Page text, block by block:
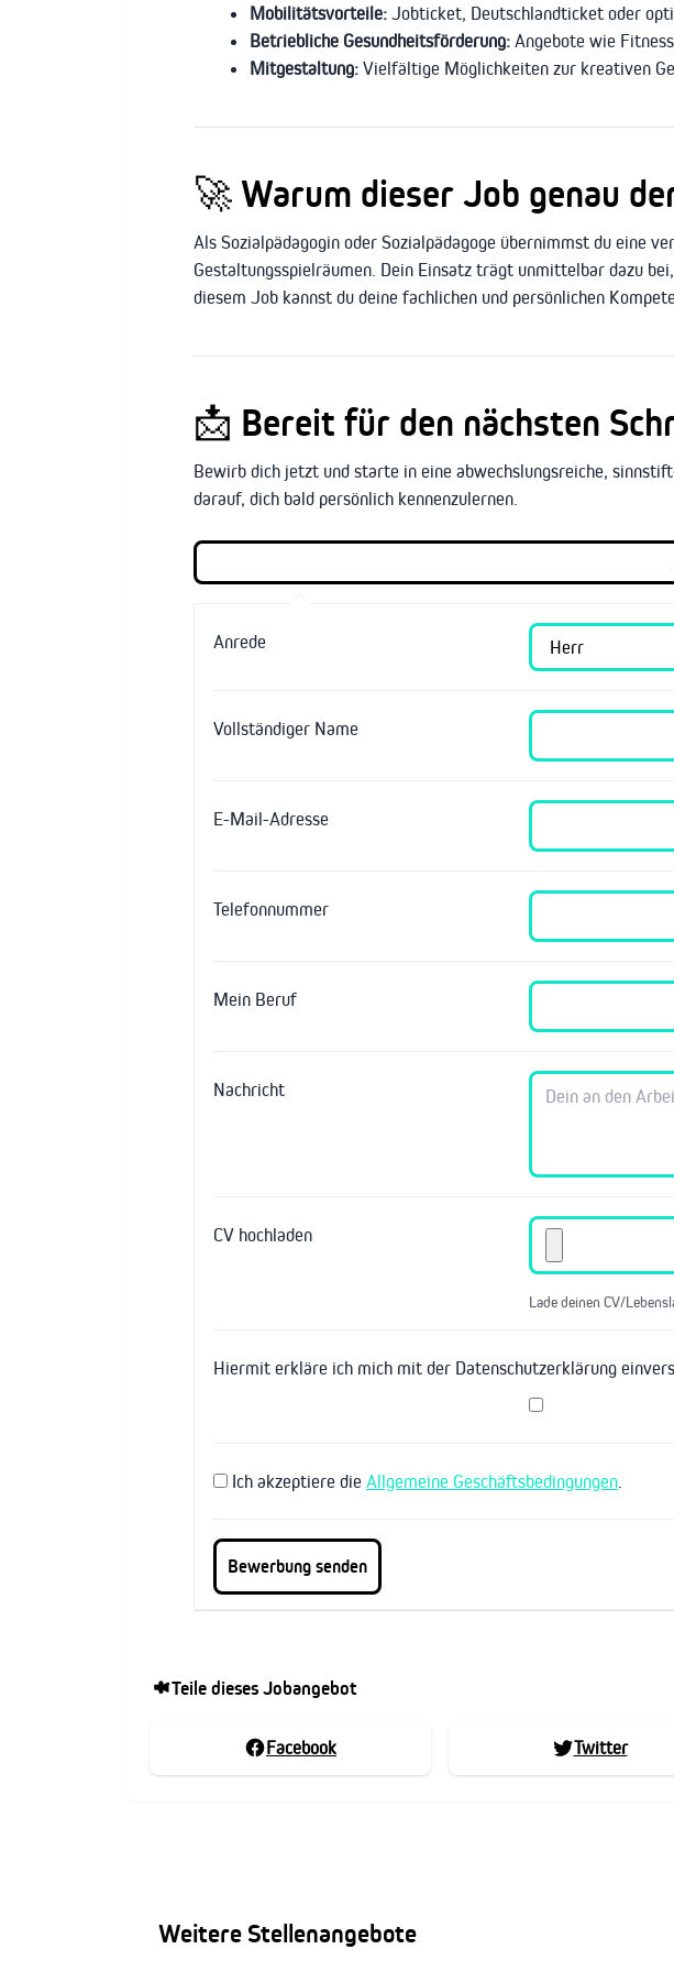
Mobilitätsvorteile: Jobticket, Deutschlandticket oder
Betriebliche Gesundheitsförderung: Angebote wie
Mitgestaltung: Vielfältige Möglichkeiten zur kreativen
🚀 Warum dieser Job genau
Als Sozialpädagogin oder Sozialpädagoge übernimmst du eine
Gestaltungsspielräumen. Dein Einsatz trägt unmittelbar dazu
diesem Job kannst du deine fachlichen und persönlichen
📩 Bereit für den nächsten
Bewirb dich jetzt und starte in eine abwechslungsreiche,
darauf, dich bald persönlich kennenzulernen.
Anrede
Vollständiger Name
E-Mail-Adresse
Telefonnummer
Mein Beruf
Nachricht
CV hochladen
Lade deinen CV/
Hiermit erkläre ich mich mit der Datenschutzerklärung
Ich akzeptiere die Allgemeine Geschäftsbedingungen
Teile dieses Jobangebot
Facebook Twitter
Weitere Stellenangebote